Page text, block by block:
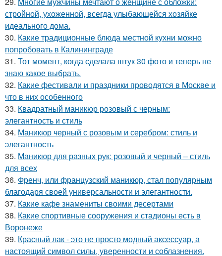
стройной, ухоженной, всегда улыбающейся хозяйке
идеального дома.
30. Какие традиционные блюда местной кухни можно
попробовать в Калининграде
31. Тот момент, когда сделала штук 30 фото и теперь не
знаю какое выбрать.
32. Какие фестивали и праздники проводятся в Москве и
что в них особенного
33. Квадратный маникюр розовый с черным:
элегантность и стиль
34. Маникюр черный с розовым и серебром: стиль и
элегантность
35. Маникюр для разных рук: розовый и черный – стиль
для всех
36. Френч, или французский маникюр, стал популярным
благодаря своей универсальности и элегантности.
37. Какие кафе знамениты своими десертами
38. Какие спортивные сооружения и стадионы есть в
Воронеже
39. Красный лак - это не просто модный аксессуар, а
настоящий символ силы, уверенности и соблазнения.